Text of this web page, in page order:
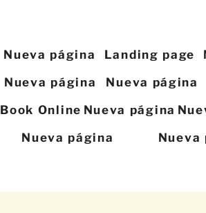
Nueva página Landing page
Nueva página
Nueva página
Book Online Nueva página
Nueva página
Nueva